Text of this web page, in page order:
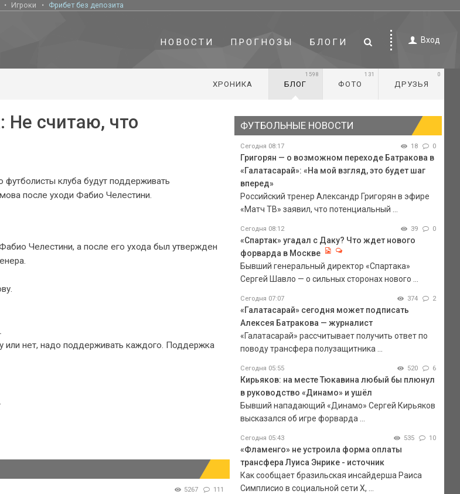
Игроки Фрибет без депозита
НОВОСТИ ПРОГНОЗЫ БЛОГИ Вход
ХРОНИКА БЛОГ
1598
ФОТО
131
ДРУЗЬЯ
0
Не считаю, что
клуба будут поддерживать
после уходи Фабио Челестини.
Челестини, а после его ухода был утвержден
или нет, надо поддерживать каждого. Поддержка
5267 111
ФУТБОЛЬНЫЕ НОВОСТИ
Сегодня 08:17 18 0
Григорян — о возможном переходе Батракова в
«Галатасарай»: «На мой взгляд, это будет шаг
вперед»
Российский тренер Александр Григорян в эфире
«Матч ТВ» заявил, что потенциальный ...
Сегодня 08:12 39 0
«Спартак» угадал с Даку? Что ждет нового
форварда в Москве
Бывший генеральный директор «Спартака»
Сергей Шавло — о сильных сторонах нового ...
Сегодня 07:07 374 2
«Галатасарай» сегодня может подписать
Алексея Батракова — журналист
«Галатасарай» рассчитывает получить ответ по
поводу трансфера полузащитника ...
Сегодня 05:55 520 6
Кирьяков: на месте Тюкавина любый бы плюнул
в руководство «Динамо» и ушёл
Бывший нападающий «Динамо» Сергей Кирьяков
высказался об игре форварда ...
Сегодня 05:43 535 10
«Фламенго» не устроила форма оплаты
трансфера Луиса Энрике - источник
Как сообщает бразильская инсайдерша Раиса
Симплисио в социальной сети Х, ...